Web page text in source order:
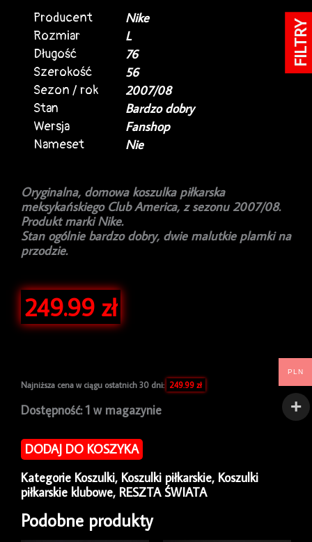
Producent
Nike
Rozmiar
L
Długość
76
Szerokość
56
Sezon / rok
2007/08
Stan
Bardzo dobry
Wersja
Fanshop
Nameset
Nie
Oryginalna, domowa koszulka piłkarska
meksykańskiego Club America, z sezonu 2007/08.
Produkt marki Nike.
Stan ogólnie bardzo dobry, dwie malutkie plamki na
przodzie.
249.99 zł
Najniższa cena w ciągu ostatnich 30 dni: 249.99 zł
Dostępność: 1 w magazynie
ilość
piłkarska
Club
2007/08
Home
Nike
[L]
DODAJ DO KOSZYKA
Kategorie Koszulki, Koszulki piłkarskie, Koszulki
piłkarskie klubowe, RESZTA ŚWIATA
Podobne produkty
PLN
FILTRY